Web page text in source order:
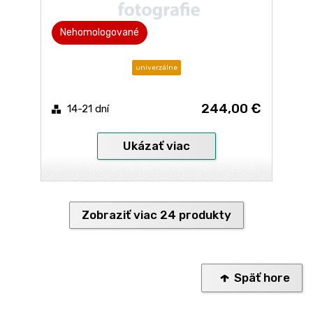
Nehomologované
univerzálne
14-21 dní 244,00 €
Ukázať viac
Zobraziť viac 24 produkty
Späť hore